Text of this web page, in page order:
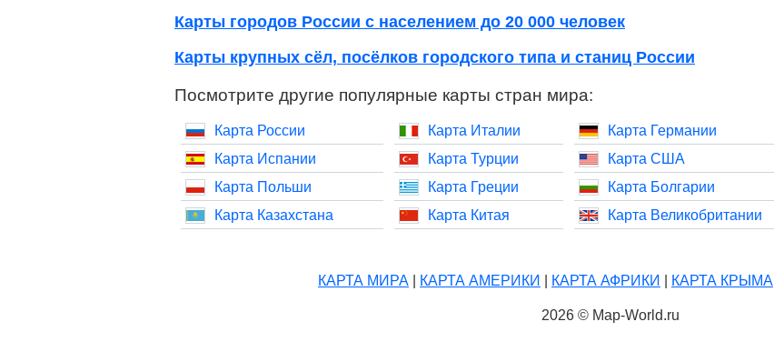
Карты городов России с населением до 20 000 человек
Карты крупных сёл, посёлков городского типа и станиц России
Посмотрите другие популярные карты стран мира:
Карта России Карта Италии Карта Германии
Карта Испании
Карта Турции Карта США
Карта Польши
Карта Греции Карта Болгарии
Карта Казахстана
Карта Китая Карта Великобритании
КАРТА МИРА КАРТА АМЕРИКИ КАРТА АФРИКИ КАРТА КРЫМА
2026 © Map-World.ru